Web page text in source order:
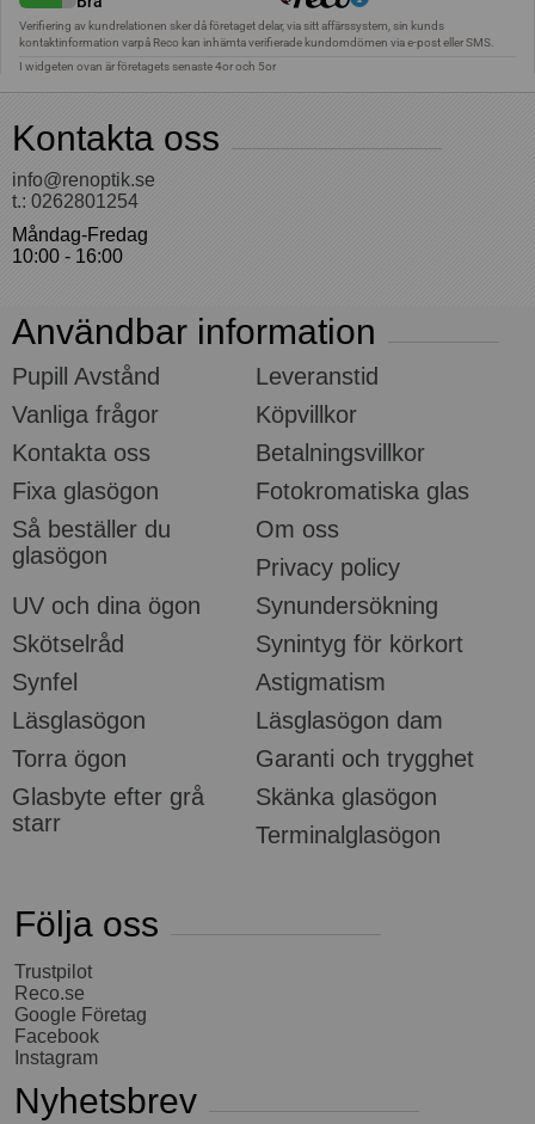
Kontakta oss
info@renoptik.se
t.: 0262801254
Måndag-Fredag
10:00 - 16:00
Användbar information
Pupill Avstånd
Leveranstid
Vanliga frågor
Köpvillkor
Kontakta oss
Betalningsvillkor
Fixa glasögon
Fotokromatiska glas
Så beställer du
glasögon
Om oss
Privacy policy
UV och dina ögon
Synundersökning
Skötselråd
Synintyg för körkort
Synfel
Astigmatism
Läsglasögon
Läsglasögon dam
Torra ögon
Garanti och trygghet
Glasbyte efter grå
starr
Skänka glasögon
Terminalglasögon
Följa oss
Trustpilot
Reco.se
Google Företag
Facebook
Instagram
Nyhetsbrev